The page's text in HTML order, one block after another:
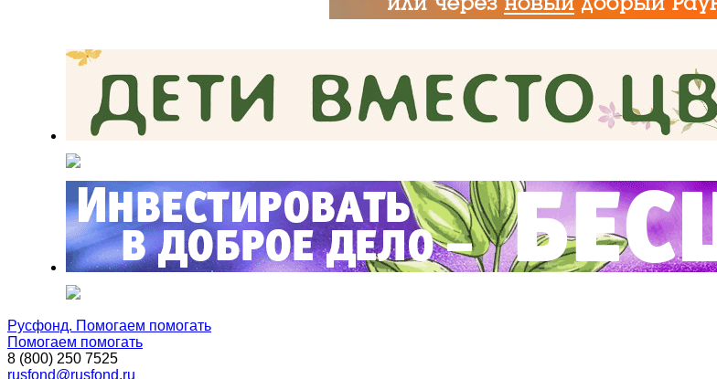
Русфонд. Помогаем помогать
Помогаем помогать
8 (800) 250 7525
rusfond@rusfond.ru